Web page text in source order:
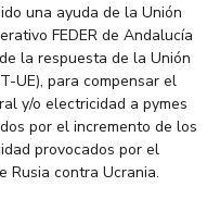
una ayuda de la Unión
FEDER de Andalucía
la respuesta de la Unión
UE), para compensar el
y/o electricidad a pymes
por el incremento de los
provocados por el
Rusia contra Ucrania.